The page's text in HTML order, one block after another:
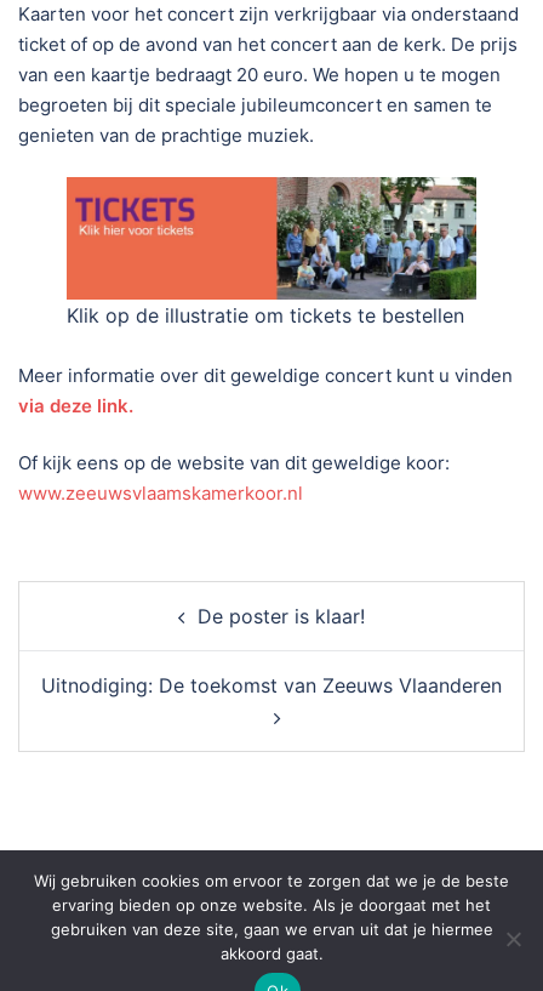
Kaarten voor het concert zijn verkrijgbaar via onderstaand
ticket of op de avond van het concert aan de kerk. De prijs
van een kaartje bedraagt 20 euro. We hopen u te mogen
begroeten bij dit speciale jubileumconcert en samen te
genieten van de prachtige muziek.
Klik op de illustratie om tickets te bestellen
Meer informatie over dit geweldige concert kunt u vinden
via deze link.
Of kijk eens op de website van dit geweldige koor:
www.zeeuwsvlaamskamerkoor.nl
De poster is klaar!
Uitnodiging: De toekomst van Zeeuws Vlaanderen
Wij gebruiken cookies om ervoor te zorgen dat we je de beste
ervaring bieden op onze website. Als je doorgaat met het
gebruiken van deze site, gaan we ervan uit dat je hiermee
akkoord gaat.